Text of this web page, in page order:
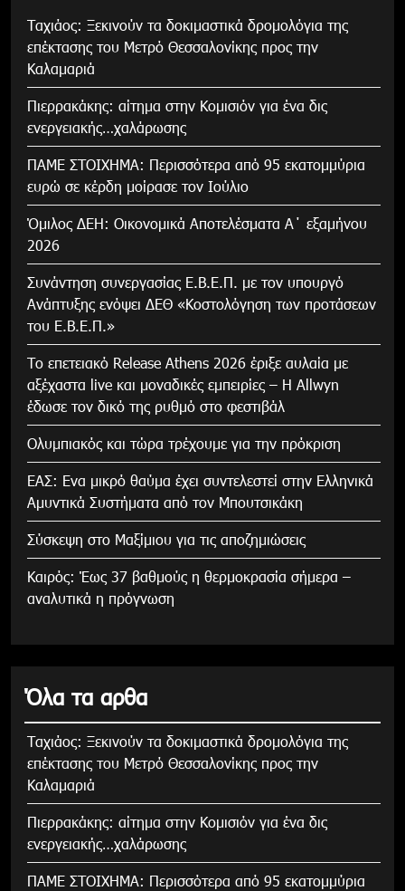
Tαχιάος: Ξεκινούν τα δοκιμαστικά δρομολόγια της
επέκτασης του Μετρό Θεσσαλονίκης προς την
Καλαμαριά
Πιερρακάκης: αίτημα στην Κομισιόν για ένα δις
ενεργειακής…χαλάρωσης
ΠΑΜΕ ΣΤΟΙΧΗΜΑ: Περισσότερα από 95 εκατομμύρια
ευρώ σε κέρδη μοίρασε τον Ιούλιο
Όμιλος ΔΕΗ: Οικονομικά Αποτελέσματα Α΄ εξαμήνου
2026
Συνάντηση συνεργασίας Ε.Β.Ε.Π. με τον υπουργό
Ανάπτυξης ενόψει ΔΕΘ «Κοστολόγηση των προτάσεων
του Ε.Β.Ε.Π.»
Το επετειακό Release Athens 2026 έριξε αυλαία με
αξέχαστα live και μοναδικές εμπειρίες – Η Allwyn
έδωσε τον δικό της ρυθμό στο φεστιβάλ
Ολυμπιακός και τώρα τρέχουμε για την πρόκριση
ΕΑΣ: Ενα μικρό θαύμα έχει συντελεστεί στην Ελληνικά
Αμυντικά Συστήματα από τον Μπουτσικάκη
Σύσκεψη στο Μαξίμιου για τις αποζημιώσεις
Καιρός: Έως 37 βαθμούς η θερμοκρασία σήμερα –
αναλυτικά η πρόγνωση
Όλα τα αρθα
Tαχιάος: Ξεκινούν τα δοκιμαστικά δρομολόγια της
επέκτασης του Μετρό Θεσσαλονίκης προς την
Καλαμαριά
Πιερρακάκης: αίτημα στην Κομισιόν για ένα δις
ενεργειακής…χαλάρωσης
ΠΑΜΕ ΣΤΟΙΧΗΜΑ: Περισσότερα από 95 εκατομμύρια